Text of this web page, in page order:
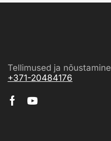
Tellimused ja nõustamine
+371-20484176